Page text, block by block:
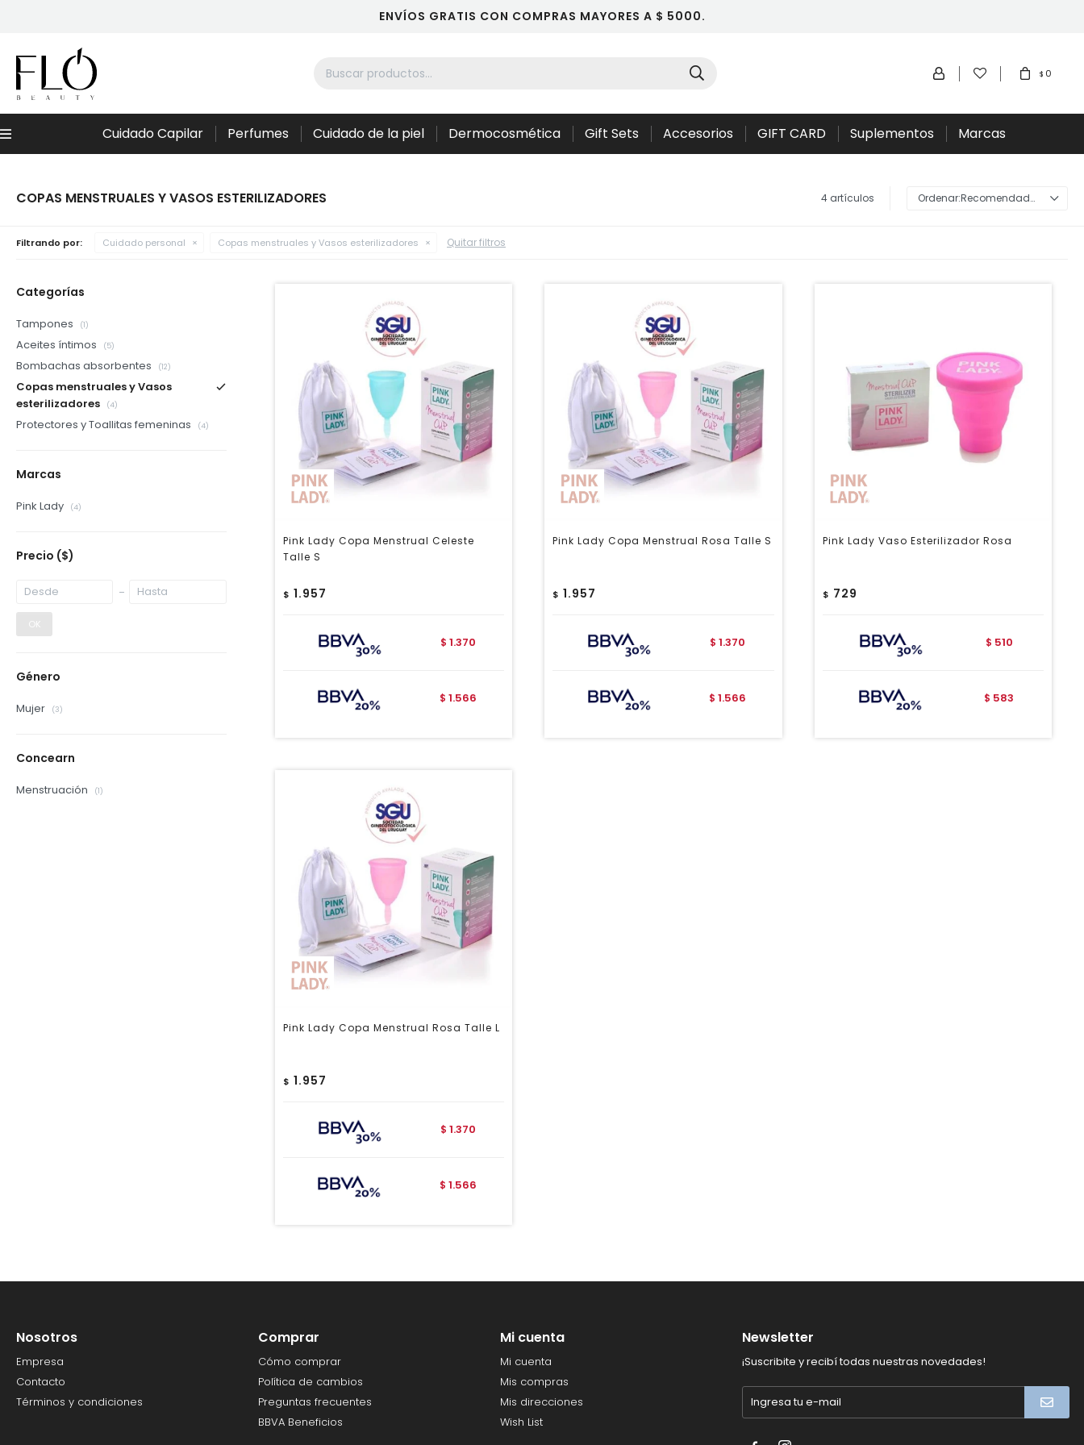
ENVÍOS GRATIS CON COMPRAS MAYORES A $ 5000.
Menú Cuidado Capilar Perfumes Cuidado de la piel Dermocosmética Gift Sets Accesorios GIFT CARD Suplementos Marcas
$ 0
COPAS MENSTRUALES Y VASOS ESTERILIZADORES 4 artículos Recomendados
Filtrando por: Cuidado personal Copas menstruales y Vasos esterilizadores Quitar filtros
Pink Lady Copa Menstrual Celeste
Talle S
$ 1.957
$ 1.370
$ 1.566
Pink Lady Copa Menstrual Rosa Talle S
$ 1.957
$ 1.370
$ 1.566
Pink Lady Vaso Esterilizador Rosa
$ 729
$ 510
$ 583
Pink Lady Copa Menstrual Rosa Talle L
$ 1.957
$ 1.370
$ 1.566
Categorías
Tampones (1)
Aceites íntimos (5)
Bombachas absorbentes (12)
Copas menstruales y Vasos
esterilizadores
(4)
Protectores y Toallitas femeninas (4)
Marcas
Pink Lady (4)
Precio ($)
OK
Género
Mujer (3)
Concearn
Menstruación (1)
Nosotros
Empresa
Contacto
Términos y condiciones
Comprar
Cómo comprar
Política de cambios
Preguntas frecuentes
BBVA Beneficios
Mi cuenta
Mi cuenta
Mis compras
Mis direcciones
Wish List
Newsletter
¡Suscribite y recibí todas nuestras novedades!